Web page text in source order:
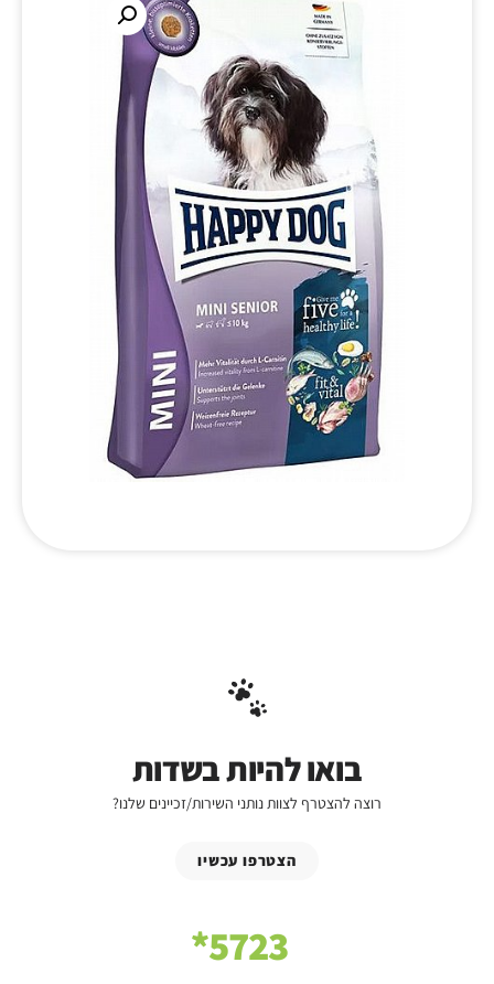
בואו להיות בשדות
רוצה להצטרף לצוות נותני השירות/זכיינים שלנו?
הצטרפו עכשיו
5723*